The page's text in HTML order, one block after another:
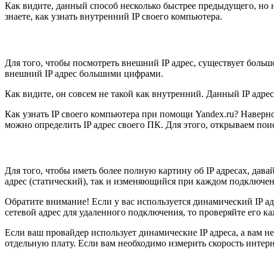
Как видите, данный способ несколько быстрее предыдущего,
знаете, как узнать внутренний IP своего компьютера.
Для того, чтобы посмотреть внешний IP адрес, существует
внешний IP адрес большими цифрами.
Как видите, он совсем не такой как внутренний. Данный IP
Как узнать IP своего компьютера при помощи Yandex.ru?
можно определить IP адрес своего ПК. Для этого, открываем
Для того, чтобы иметь более полную картину об IP адресах,
адрес (статический), так и изменяющийся при каждом
Обратите внимание! Если у вас используется динамический IP
сетевой адрес для удаленного подключения, то проверяйте его
Если ваш провайдер использует динамические IP адреса, а вам
отдельную плату. Если вам необходимо измерить скорость